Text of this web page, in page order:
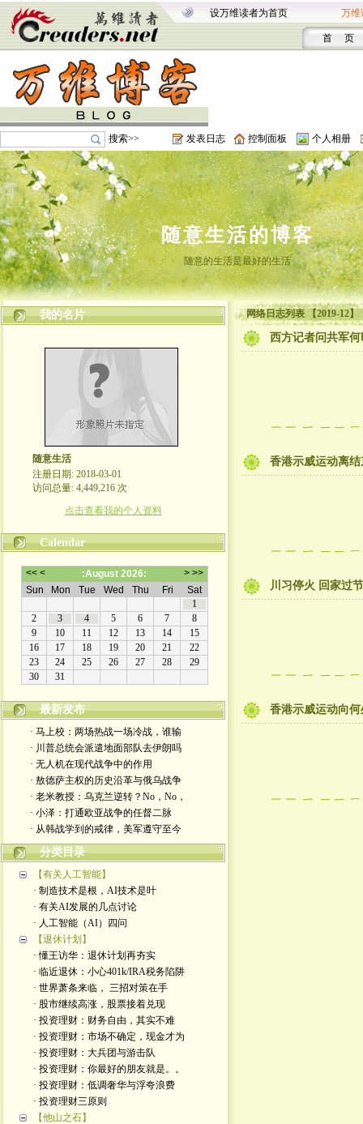
设万维读者为首页 万维
首 页
搜索>> 发表日志 控制面板 个人相册
随意生活的博客
随意的生活是最好的生活
我的名片
随意生活
注册日期: 2018-03-01
访问总量: 4,449,216 次
点击查看我的个人资料
Calendar
最新发布
· 马上校：两场热战一场冷战，谁输
· 川普总统会派遣地面部队去伊朗吗
· 无人机在现代战争中的作用
· 敖德萨主权的历史沿革与俄乌战争
· 老米教授：乌克兰逆转？No，No，
· 小泽：打通欧亚战争的任督二脉
· 从韩战学到的戒律，美军遵守至今
分类目录
【有关人工智能】
· 制造技术是根，AI技术是叶
· 有关AI发展的几点讨论
· 人工智能（AI）四问
【退休计划】
· 懂王访华：退休计划再夯实
· 临近退休：小心401k/IRA税务陷阱
· 世界萧条来临， 三招对策在手
· 股市继续高涨，股票接着兑现
· 投资理财：财务自由，其实不难
· 投资理财：市场不确定，现金才为
· 投资理财：大兵团与游击队
· 投资理财：你最好的朋友就是。。
· 投资理财：低调奢华与浮夸浪费
· 投资理财三原则
【他山之石】
网络日志列表 【2019-12】
西方记者问共军
香港示威运动离
川习停火 回家过节
香港示威运动向何